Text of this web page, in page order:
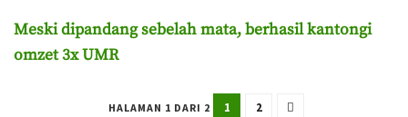
Meski dipandang sebelah mata, berhasil kantongi
omzet 3x UMR
HALAMAN 1 DARI 2 1 2